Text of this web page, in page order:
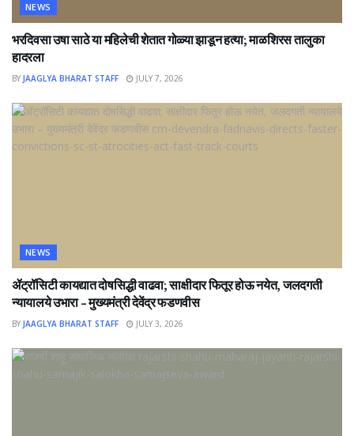
NEWS
भरदिवसा उषा साठे या महिलेची शेतात गोळ्या झाडून हत्या; माळशिरस तालुका
हादरला
BY JAAGLYA BHARAT STAFF JULY 7, 2026
NEWS
ॲट्रॉसिटी कायद्यात दोषसिद्धी वाढवा; साक्षीदार फितूर होऊ नयेत, जलदगती
न्यायालये उभारा – मुख्यमंत्री देवेंद्र फडणवीस
BY JAAGLYA BHARAT STAFF JULY 3, 2026